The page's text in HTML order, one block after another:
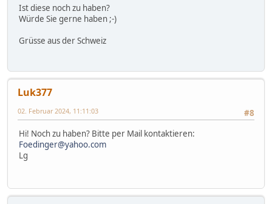
Ist diese noch zu haben?
Würde Sie gerne haben ;-)
Grüsse aus der Schweiz
Luk377
#8
02. Februar 2024, 11:11:03
Hi! Noch zu haben? Bitte per Mail kontaktieren:
Foedinger@yahoo.com
Lg